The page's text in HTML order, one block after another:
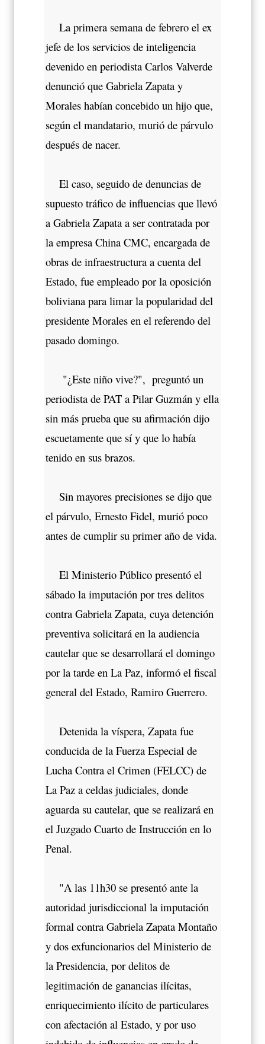
La primera semana de febrero el ex
jefe de los servicios de inteligencia
devenido en periodista Carlos Valverde
denunció que Gabriela Zapata y
Morales habían concebido un hijo que,
según el mandatario, murió de párvulo
después de nacer.
El caso, seguido de denuncias de
supuesto tráfico de influencias que llevó
a Gabriela Zapata a ser contratada por
la empresa China CMC, encargada de
obras de infraestructura a cuenta del
Estado, fue empleado por la oposición
boliviana para limar la popularidad del
presidente Morales en el referendo del
pasado domingo.
"¿Este niño vive?", preguntó un
periodista de PAT a Pilar Guzmán y ella
sin más prueba que su afirmación dijo
escuetamente que sí y que lo había
tenido en sus brazos.
Sin mayores precisiones se dijo que
el párvulo, Ernesto Fidel, murió poco
antes de cumplir su primer año de vida.
El Ministerio Público presentó el
sábado la imputación por tres delitos
contra Gabriela Zapata, cuya detención
preventiva solicitará en la audiencia
cautelar que se desarrollará el domingo
por la tarde en La Paz, informó el fiscal
general del Estado, Ramiro Guerrero.
Detenida la víspera, Zapata fue
conducida de la Fuerza Especial de
Lucha Contra el Crimen (FELCC) de
La Paz a celdas judiciales, donde
aguarda su cautelar, que se realizará en
el Juzgado Cuarto de Instrucción en lo
Penal.
"A las 11h30 se presentó ante la
autoridad jurisdiccional la imputación
formal contra Gabriela Zapata Montaño
y dos exfuncionarios del Ministerio de
la Presidencia, por delitos de
legitimación de ganancias ilícitas,
enriquecimiento ilícito de particulares
con afectación al Estado, y por uso